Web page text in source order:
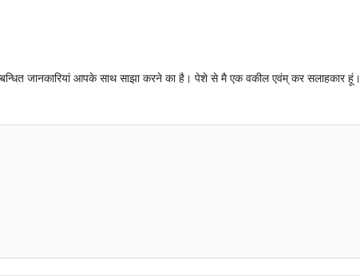
जानकारियां आपके साथ साझा करने का है। पेशे से मै एक वकील एवंम् कर सलाहकार हूं।